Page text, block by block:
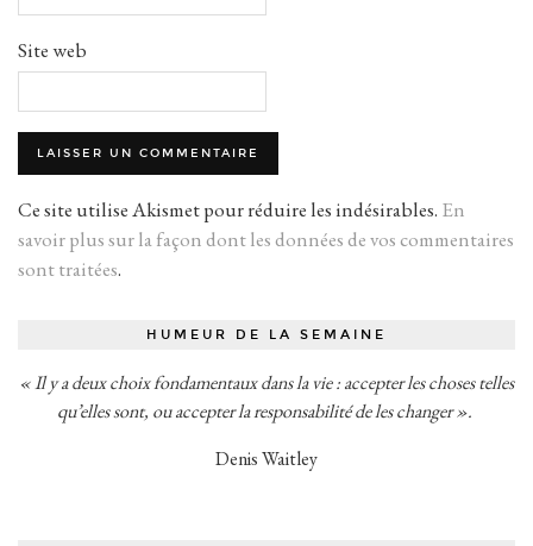
Site web
Ce site utilise Akismet pour réduire les indésirables. En
savoir plus sur la façon dont les données de vos commentaires
sont traitées.
HUMEUR DE LA SEMAINE
« Il y a deux choix fondamentaux dans la vie : accepter les choses telles
qu’elles sont, ou accepter la responsabilité de les changer ».
Denis Waitley